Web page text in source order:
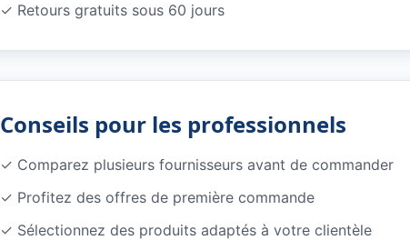
✓ Retours gratuits sous 60 jours
Conseils pour les professionnels
✓ Comparez plusieurs fournisseurs avant de commander
✓ Profitez des offres de première commande
✓ Sélectionnez des produits adaptés à votre clientèle